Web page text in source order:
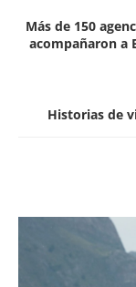
Más de 150
acompañaron a
Historias de